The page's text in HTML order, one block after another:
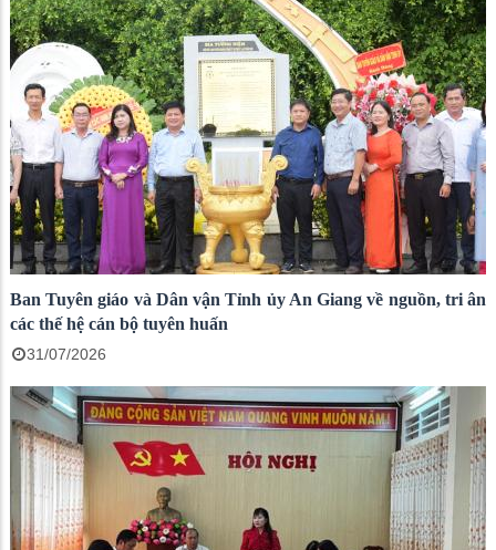
Ban Tuyên giáo và Dân vận Tỉnh ủy An Giang về nguồn, tri ân
các thế hệ cán bộ tuyên huấn
31/07/2026